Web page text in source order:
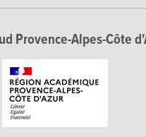
Provence-Alpes-Côte